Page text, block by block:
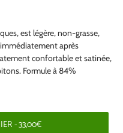
est légère, non-grasse,
après
confortable et satinée,
Formule à 84%
- 33,00€